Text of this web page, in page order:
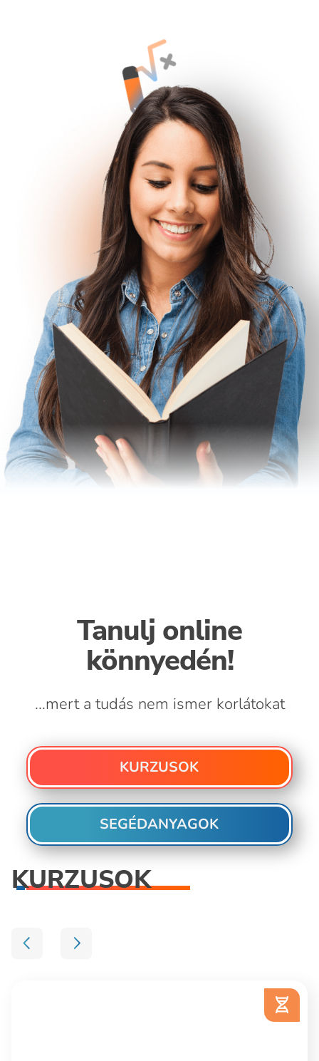
Tanulj online
könnyedén!
...mert a tudás nem ismer korlátokat
KURZUSOK
SEGÉDANYAGOK
KURZUSOK